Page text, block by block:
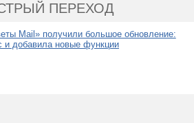
ПЕРЕХОД
Mail» получили большое обновление:
и добавила новые функции